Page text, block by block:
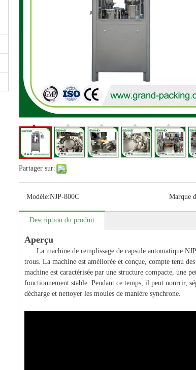
Partager sur:
Modèle:NJP-800C Marque
Description du produit
Aperçu
La machine de remplissage de capsule automatique
trous. La machine est améliorée et conçue, compte tenu
machine est caractérisée par une structure compacte, une
fonctionnement stable. Pendant ce temps, il peut nourrir,
décharge et nettoyer les moules de manière synchrone.